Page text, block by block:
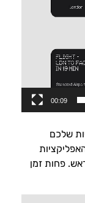
00:09
שלכם
פחות זמן